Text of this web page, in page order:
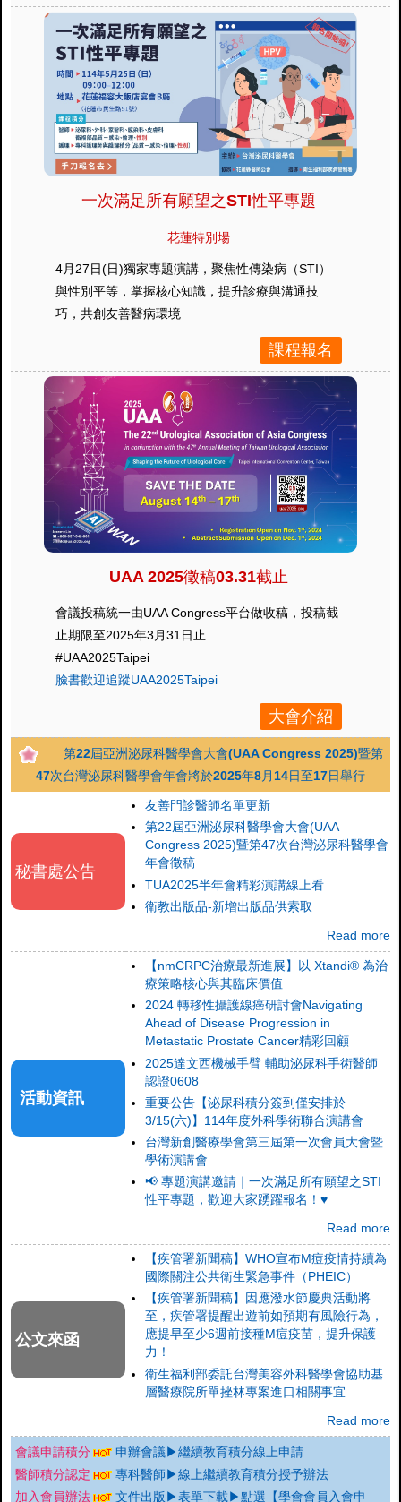
一次滿足所有願望之STI性平專題
花蓮特別場
4月27日(日)獨家專題演講，聚焦性傳染病（STI）
與性別平等，掌握核心知識，提升診療與溝通技
巧，共創友善醫病環境
課程報名
UAA 2025徵稿03.31截止
會議投稿統一由UAA Congress平台做收稿，投稿截
止期限至2025年3月31日止
#UAA2025Taipei
臉書歡迎追蹤UAA2025Taipei
大會介紹
第22屆亞洲泌尿科醫學會大會(UAA Congress 2025)暨第
47次台灣泌尿科醫學會年會將於2025年8月14日至17日舉行
秘書處公告
友善門診醫師名單更新
第22屆亞洲泌尿科醫學會大會(UAA
Congress 2025)暨第47次台灣泌尿科醫學會
年會徵稿
TUA2025半年會精彩演講線上看
衛教出版品-新增出版品供索取
Read more
活動資訊
【nmCRPC治療最新進展】以 Xtandi® 為治
療策略核心與其臨床價值
2024 轉移性攝護線癌研討會Navigating
Ahead of Disease Progression in
Metastatic Prostate Cancer精彩回顧
2025達文西機械手臂 輔助泌尿科手術醫師
認證0608
重要公告【泌尿科積分簽到僅安排於
3/15(六)】114年度外科學術聯合演講會
台灣新創醫療學會第三屆第一次會員大會暨
學術演講會
📢 專題演講邀請｜一次滿足所有願望之STI
性平專題，歡迎大家踴躍報名！♥
Read more
公文來函
【疾管署新聞稿】WHO宣布M痘疫情持續為
國際關注公共衛生緊急事件（PHEIC）
【疾管署新聞稿】因應潑水節慶典活動將
至，疾管署提醒出遊前如預期有風險行為，
應提早至少6週前接種M痘疫苗，提升保護
力！
衛生福利部委託台灣美容外科醫學會協助基
層醫療院所單挫林專案進口相關事宜
Read more
會議申請積分
申辦會議▶繼續教育積分線上申請
醫師積分認定
專科醫師▶線上繼續教育積分授予辦法
加入會員辦法
文件出版▶表單下載▶點選【學會會員入會申